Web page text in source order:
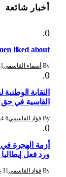
أخبار شائعة
liked about
By أسماء القاسمي21
النقابة
القاسية في حق 5 سائقين
By فؤاد القاسمي6 غشت، 2026
ورد فعل
By فؤاد القاسمي31 يوليوز، 2026